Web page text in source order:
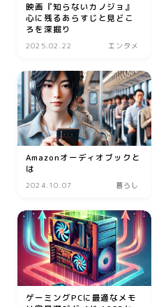
美容
エステ
コスメ・メイク
スキンケア
ダイエット
ネイル
ヘアケア
美容機器
美容食品
暮らし
映画『知らないカノジョ』
心に残るあらすじと見どこ
ろを深掘り
2025.02.22 エンタメ
Amazonオーディオブックと
は
2024.10.07 暮らし
ゲーミングPCに最適なメモ